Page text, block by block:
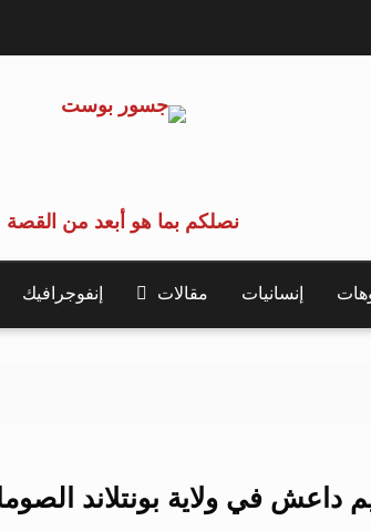
نصلكم بما هو أبعد من القصة
إنسانيات مقالات إنفوجرافيك
في ولاية بونتلاند